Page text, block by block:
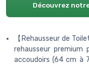
Découvrez
【Rehausseur de
rehausseur premium
accoudoirs (64 cm à